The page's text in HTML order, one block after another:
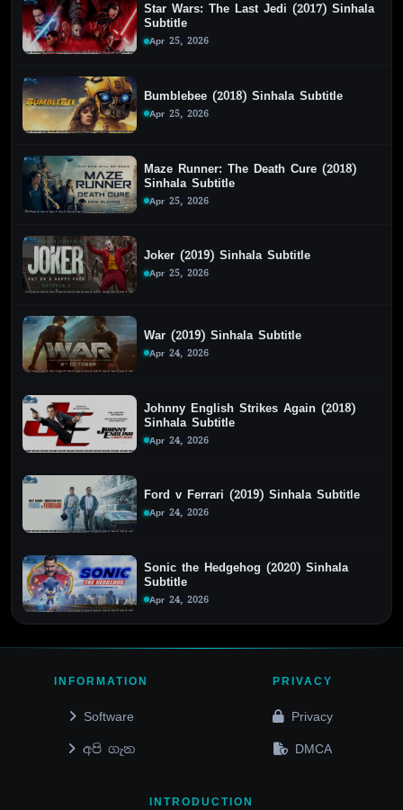
Star Wars: The Last Jedi (2017) Sinhala
Subtitle
Apr 25, 2026
Bumblebee (2018) Sinhala Subtitle
Apr 25, 2026
Maze Runner: The Death Cure (2018)
Sinhala Subtitle
Apr 25, 2026
Joker (2019) Sinhala Subtitle
Apr 25, 2026
War (2019) Sinhala Subtitle
Apr 24, 2026
Johnny English Strikes Again (2018)
Sinhala Subtitle
Apr 24, 2026
Ford v Ferrari (2019) Sinhala Subtitle
Apr 24, 2026
Sonic the Hedgehog (2020) Sinhala
Subtitle
Apr 24, 2026
INFORMATION
Software
අපි ගැන
PRIVACY
Privacy
DMCA
INTRODUCTION